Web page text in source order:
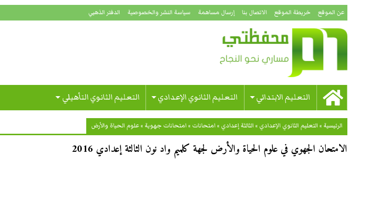
عن الموقع خريطة الموقع الاتصال بنا إرسال مساهمة سياسة النشر والخصوصية الدفتر الذهبي
التعليم الابتدائي التعليم الثانوي الإعدادي التعليم الثانوي التأهيلي
الرئيسية »التعليم الثانوي الإعدادي »الثالثة إعدادي »امتحانات »امتحانات جهوية »علوم الحياة والأرض
الامتحان الجهوي في علوم الحياة والأرض لجهة كلميم واد نون الثالثة إعدادي 2016